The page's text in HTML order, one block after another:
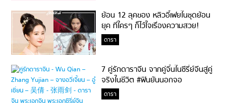
ย้อน 12 ลุคของ หลิวอี้เฟยในชุดย้อน
ยุค ที่ใครๆ ก็ไว้ใจเรื่องความสวย!
ดารา
7 คู่รักดาราจีน จากคู่จิ้นในซีรี่ย์จีนสู่คู่
จริงในชีวิต #ฟินยันนอกจอ
ดารา